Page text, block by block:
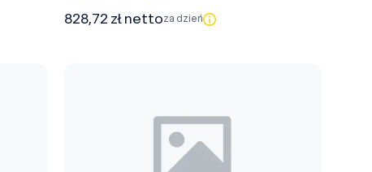
828,72 zł nettoza dzień